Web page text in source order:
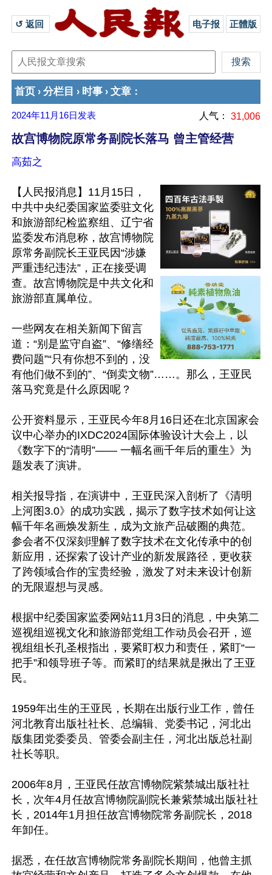
↺ 返回 电子报 正體版
首页 › 分栏目 › 时事 › 文章 ：
2024年11月16日 发表 人气： 31,006
故宫博物院原常务副院长落马 曾主管经营
高茹之
【人民报消息】11月15日，
中共中央纪委国家监委驻文化
和旅游部纪检监察组、辽宁省
监委发布消息称，故宫博物院
原常务副院长王亚民因“涉嫌
严重违纪违法”，正在接受调
查。故宫博物院是中共文化和
旅游部直属单位。
一些网友在相关新闻下留言
道：“别是监守自盗”、“修缮经
费问题”“只有你想不到的，没
有他们做不到的”、“倒卖文物”……。那么，王亚民
落马究竟是什么原因呢？
公开资料显示，王亚民今年8月16日还在北京国家会
议中心举办的IXDC2024国际体验设计大会上，以
《数字下的“清明”—— 一幅名画千年后的重生》为
题发表了演讲。
相关报导指，在演讲中，王亚民深入剖析了《清明
上河图3.0》的成功实践，揭示了数字技术如何让这
幅千年名画焕发新生，成为文旅产品破圈的典范。
参会者不仅深刻理解了数字技术在文化传承中的创
新应用，还探索了设计产业的新发展路径，更收获
了跨领域合作的宝贵经验，激发了对未来设计创新
的无限遐想与灵感。
根据中纪委国家监委网站11月3日的消息，中央第二
巡视组巡视文化和旅游部党组工作动员会召开，巡
视组组长孔圣根指出，要紧盯权力和责任，紧盯“一
把手”和领导班子等。而紧盯的结果就是揪出了王亚
民。
1959年出生的王亚民，长期在出版行业工作，曾任
河北教育出版社社长、总编辑、党委书记，河北出
版集团党委委员、管委会副主任，河北出版总社副
社长等职。
2006年8月，王亚民任故宫博物院紫禁城出版社社
长，次年4月任故宫博物院副院长兼紫禁城出版社社
长，2014年1月担任故宫博物院常务副院长，2018
年卸任。
据悉，在任故宫博物院常务副院长期间，他曾主抓